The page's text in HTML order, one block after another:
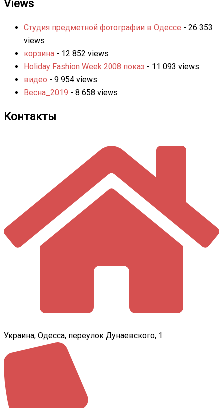
Views
Студия предметной фотографии в Одессе - 26 353
views
корзина - 12 852 views
Holiday Fashion Week 2008 показ - 11 093 views
видео - 9 954 views
Весна_2019 - 8 658 views
Контакты
Украина, Одесса, переулок Дунаевского, 1